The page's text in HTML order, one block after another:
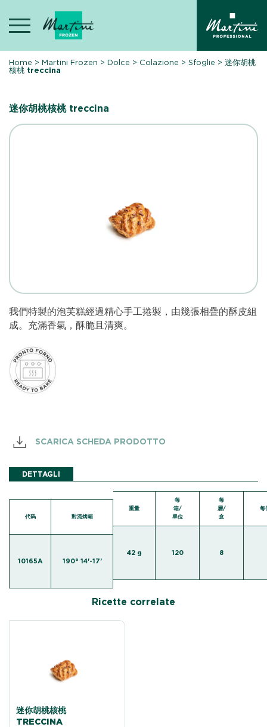
content
Home >Martini Frozen >Dolce > Colazione >Sfoglie >迷你胡桃
核桃 treccina
迷你胡桃核桃 treccina
我們特製的泡芙糕經過精心手工捲製，由幾張相疊的酥皮組
成。充滿香氣，酥脆且清爽。
SCARICA SCHEDA PRODOTTO
DETTAGLI
代码 對流烤箱
10165A 190° 14'-17’
重量
每
箱/
單位
每
層/
盒
每
42 g 120 8
Ricette correlate
迷你胡桃核桃
TRECCINA